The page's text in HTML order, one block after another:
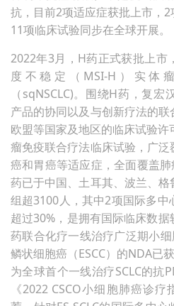
抗，目前2项适应症获批上市，2
11项临床试验同步在全球开展。
2022年3月，H药正式获批上市
度不稳定（MSI-H）实体
（sqNSCLC)。围绕H药，复
产品的协同以及与创新疗法的联
欧盟等国家及地区的临床试验
瘤免疫联合疗法临床试验，广
癌和胃癌等适应症，全面覆盖
药已于中国、土耳其、波兰、
组超3100人，其中2项国际多
超过30%，是拥有国际临床数
药联合化疗一线治疗广泛期小细
鳞状细胞癌（ESCC）的NDA已
为全球首个一线治疗SCLC的抗
《2022 CSCO小细胞肺癌诊疗